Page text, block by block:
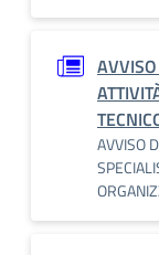
AVVISO